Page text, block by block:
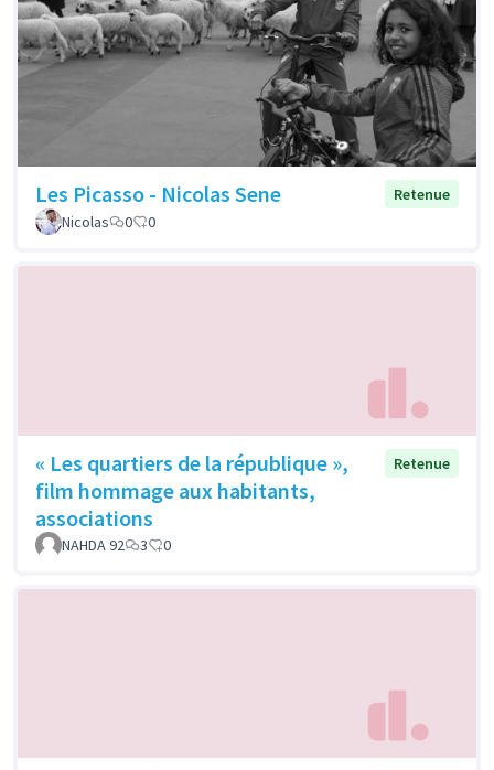
Les Picasso - Nicolas Sene
Retenue
Nicolas
0 0
« Les quartiers de la république »,
film hommage aux habitants,
associations
Retenue
NAHDA 92 3 0